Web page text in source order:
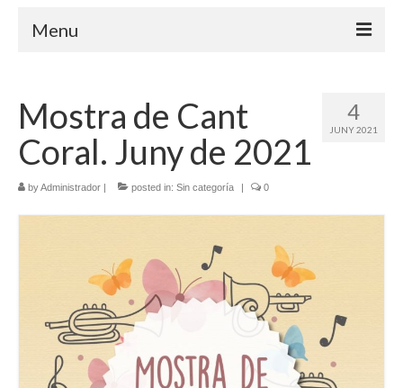
Menu
Escola
Sobre nosaltres
Equip docent
Consell Escolar
Calendari escolar
Documentació
AFA
4
JUNY 2021
Mostra de Cant
Coral. Juny de 2021
byAdministrador | posted in: Sin categoría | 0